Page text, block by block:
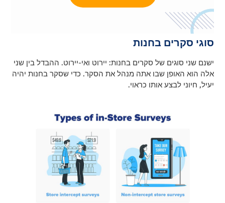
סוגי סקרים בחנות
ישנם שני סוגים של סקרים בחנות: יירוט ואי-יירוט. ההבדל בין שני
אלה הוא האופן שבו אתה מנהל את הסקר. כדי שסקר בחנות יהיה
יעיל, חיוני לבצע אותו כראוי.